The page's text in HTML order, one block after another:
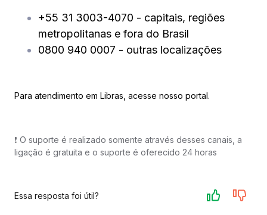
+55 31 3003-4070 - capitais, regiões
metropolitanas e fora do Brasil
0800 940 0007 - outras localizações
Para atendimento em Libras, acesse nosso portal.
❗️ O suporte é realizado somente através desses canais, a
ligação é gratuita e o suporte é oferecido 24 horas
Essa resposta foi útil?